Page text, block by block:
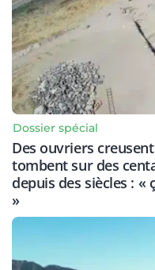
Dossier spécial
Des ouvriers
tombent sur des
depuis des siècles : «
»